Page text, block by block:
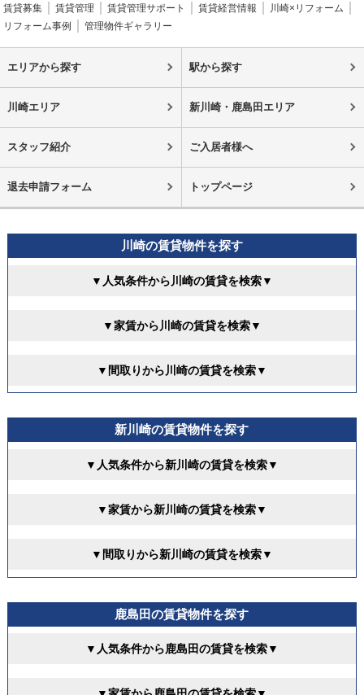
賃貸募集 賃貸管理 賃貸管理サポート 賃貸経営情報
川崎×リフォーム
リフォーム事例
管理物件ギャラリー
エリアから探す 駅から探す
川崎エリア 新川崎・鹿島田エリア
スタッフ紹介 ご入居者様へ
退去申請フォーム トップページ
川崎の賃貸物件を探す
▼人気条件から川崎の賃貸を検索▼
▼家賃から川崎の賃貸を検索▼
▼間取りから川崎の賃貸を検索▼
新川崎の賃貸物件を探す
▼人気条件から新川崎の賃貸を検索▼
▼家賃から新川崎の賃貸を検索▼
▼間取りから新川崎の賃貸を検索▼
鹿島田の賃貸物件を探す
▼人気条件から鹿島田の賃貸を検索▼